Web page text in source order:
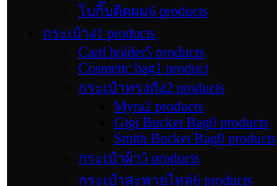
โบกิ๊บติดผม6 products
กระเป๋า41 products
Card holder5 products
Cosmetic bag1 product
กระเป๋าทรงถัง2 products
Myra2 products
Gigi Bucket Bag0 products
Smith Bucket Bag0 products
กระเป๋าผ้า5 products
กระเป๋าสะพายไหล่6 products